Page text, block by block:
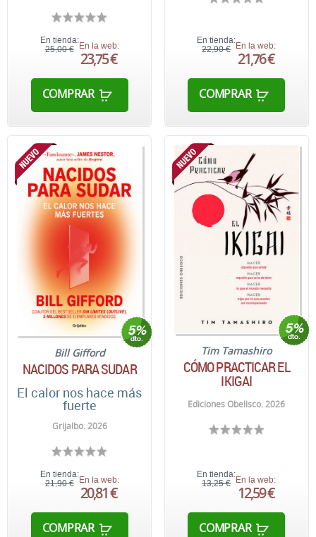
En tienda:
25,00 € En la web:
23,75 €
COMPRAR
En tienda:
22,90 €
En la web:
21,76 €
COMPRAR
Bill Gifford
NACIDOS PARA SUDAR
El calor nos hace más
fuerte
Grijalbo. 2026
En tienda:
21,90 € En la web:
20,81 €
COMPRAR
Tim Tamashiro
CÓMO PRACTICAR EL
IKIGAI
Ediciones Obelisco. 2026
En tienda:
13,25 €
En la web:
12,59 €
COMPRAR